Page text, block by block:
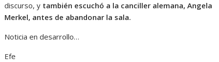
discurso, y también escuchó a la canciller alemana, Angela
Merkel, antes de abandonar la sala.
Noticia en desarrollo…
Efe​